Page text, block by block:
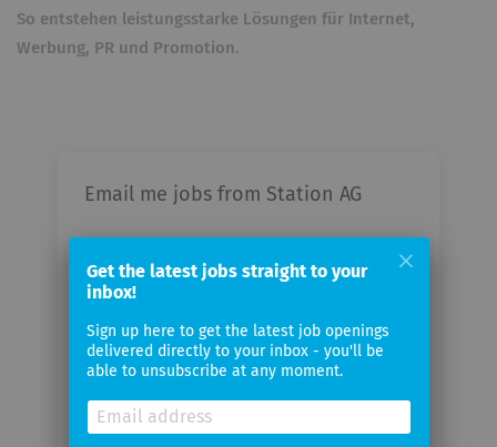
So entstehen leistungsstarke Lösungen für Internet,
Werbung, PR und Promotion.
Email me jobs from Station AG
email
Email
frequency
Get the latest jobs straight to your
inbox!
Sign up here to get the latest job openings
delivered directly to your inbox - you'll be
able to unsubscribe at any moment.